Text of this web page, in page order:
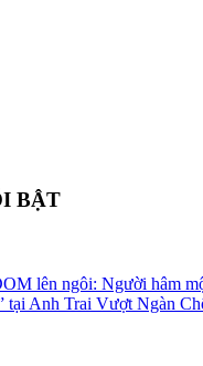
BẬT
lên ngôi: Người hâm
tại Anh Trai Vượt Ngàn